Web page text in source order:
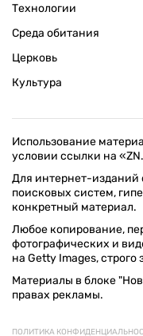
Технологии
Среда обитания
Церковь
Культура
Использование
условии ссылки на
Для интернет-изданий
поисковых систем,
конкретный материал.
Любое копирование,
фотографических и
на Getty Images, строго
Материалы в блоке
правах рекламы.
ПОЛИТИКА